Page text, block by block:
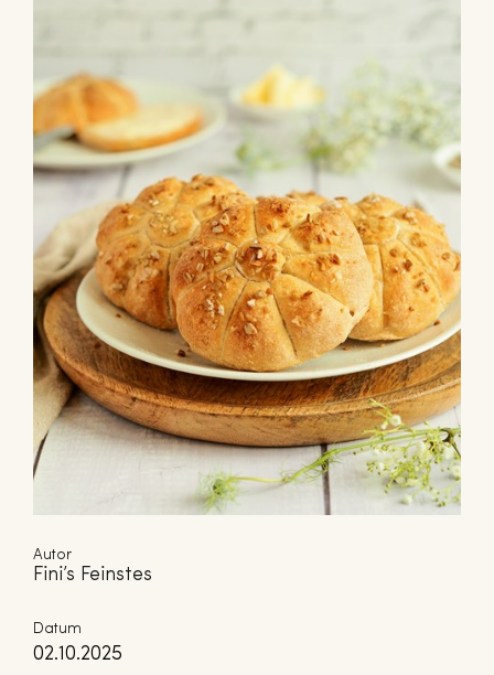
Autor
Fini’s Feinstes
Datum
02.10.2025